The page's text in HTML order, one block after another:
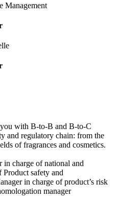
Management
with B-to-B and B-to-C
and regulatory chain: from the
of fragrances and cosmetics.
charge of national and
safety and
in charge of product’s risk
manager